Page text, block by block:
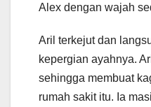
Alex dengan wajah
Aril terkejut dan
kepergian ayahnya.
sehingga membuat
rumah sakit itu. Ia